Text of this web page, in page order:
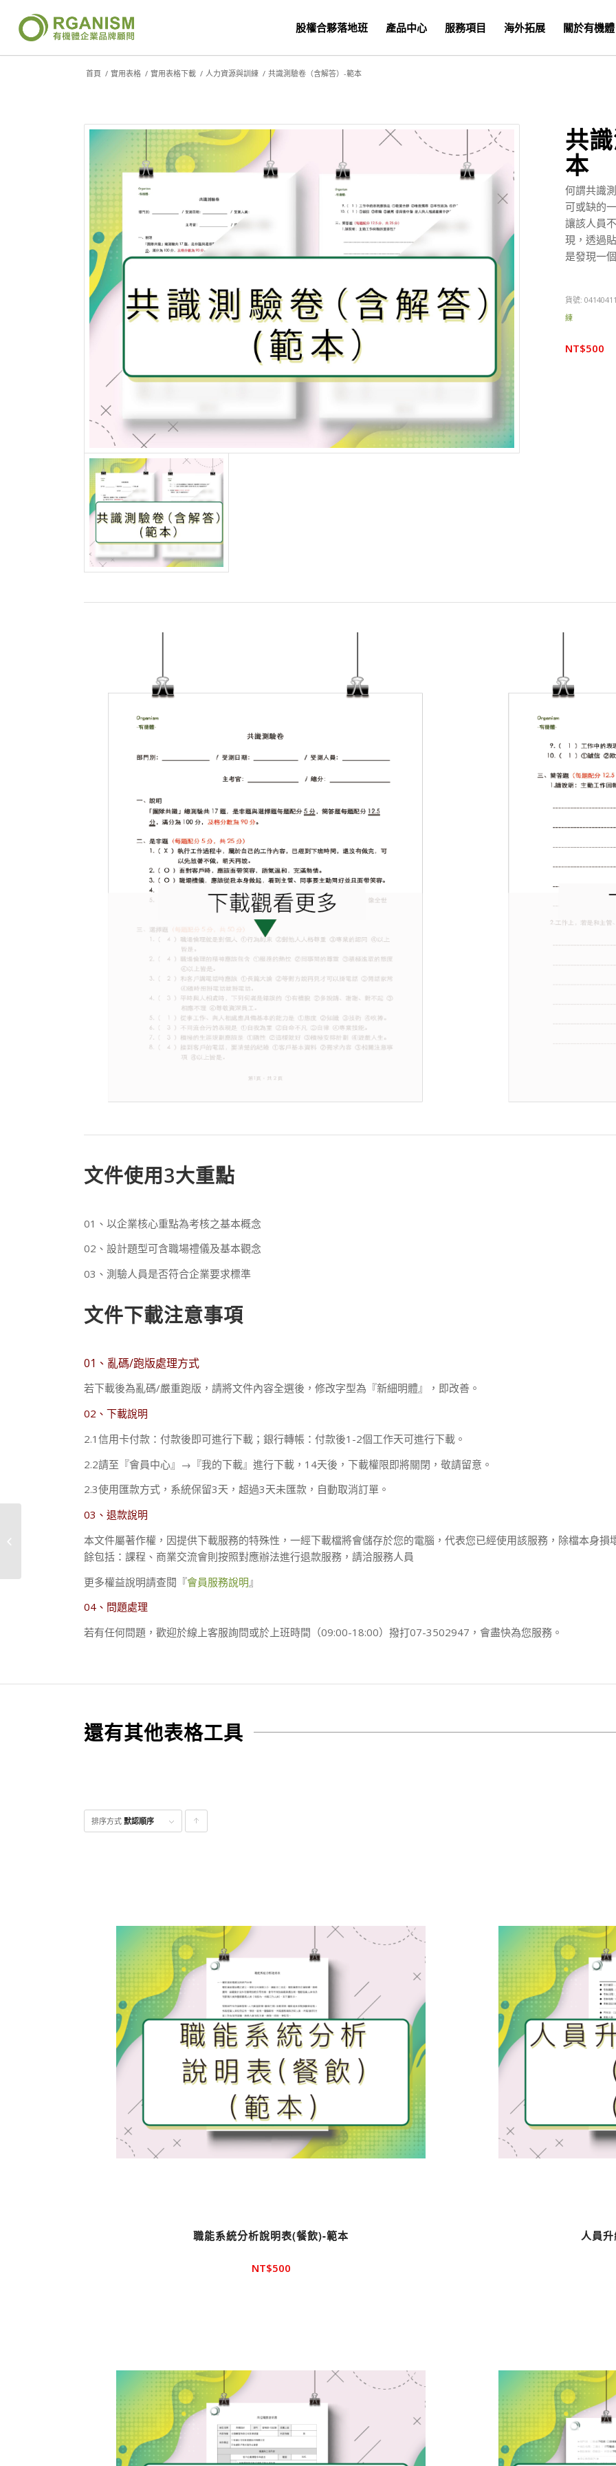
股權合夥落地班 產品中心 服務項目 海外拓展 關於有機體
首頁 / 實用表格 / 實用表格下載 / 人力資源與訓練 / 共識測驗卷（含解答）-範本
共
本
何謂共識
可或缺的
讓該人員
現，透過
是發現一
貨號:
練
NT$500
文件使用3大重點
01、以企業核心重點為考核之基本概念
02、設計題型可含職場禮儀及基本觀念
03、測驗人員是否符合企業要求標準
文件下載注意事項
01、亂碼/跑版處理方式
若下載後為亂碼/嚴重跑版，請將文件內容全選後，修改字型為『新細明體』，即改善。
02、下載說明
2.1信用卡付款：付款後即可進行下載；銀行轉帳：付款後1-2個工作天可進行下載。
2.2請至『會員中心』→『我的下載』進行下載，14天後，下載權限即將關閉，敬請留意。
2.3使用匯款方式，系統保留3天，超過3天未匯款，自動取消訂單。
03、退款說明
本文件屬著作權，因提供下載服務的特殊性，一經下載檔將會儲存於您的電腦，代表您已經使用該服務，除檔本身
餘包括：課程、商業交流會則按照對應辦法進行退款服務，請洽服務人員
更多權益說明請查閱『會員服務說明 』
04、問題處理
若有任何問題，歡迎於線上客服詢問或於上班時間（09:00-18:00）撥打07-3502947，會盡快為您服務。
還有其他表格工具
排序方式 默認順序
職能系統分析說明表(餐飲)-範本
NT$500
人員
人員升級考設計表-空白